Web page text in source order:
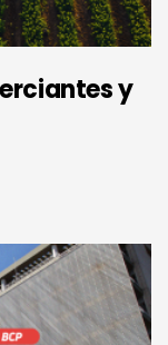
y